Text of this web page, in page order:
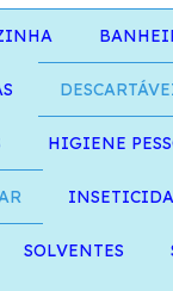
HIGIENE
SOLVENTES